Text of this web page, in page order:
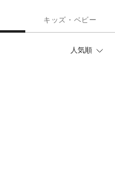
キッズ・ベビー
人気順